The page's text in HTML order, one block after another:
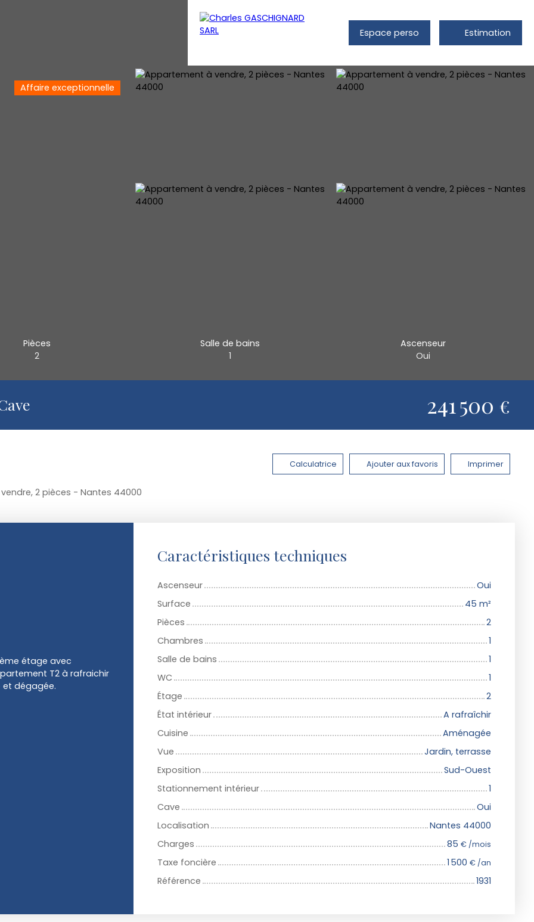
Espace perso Estimation
Affaire exceptionnelle
Pièces
2
Salle de bains
1
Ascenseur
Oui
241 500 €
Calculatrice Ajouter aux favoris Imprimer
2 pièces - Nantes 44000
étage avec
T2 à rafraichir
et dégagée.
Caractéristiques techniques
Ascenseur
Oui
Surface
45 m²
Pièces
2
Chambres
1
Salle de bains
1
WC
1
Étage
2
État intérieur
A rafraîchir
Cuisine
Aménagée
Vue
Jardin, terrasse
Exposition
Sud-Ouest
Stationnement intérieur
1
Cave
Oui
Localisation
Nantes 44000
Charges
85 € /mois
Taxe foncière 1 500 € /an
Référence 1931